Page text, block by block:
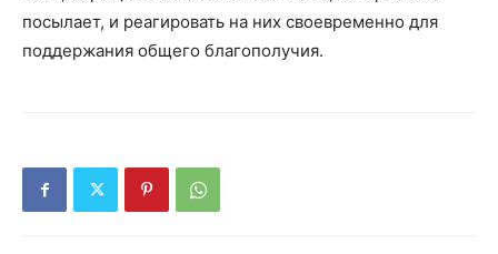
посылает, и реагировать на них своевременно для
поддержания общего благополучия.